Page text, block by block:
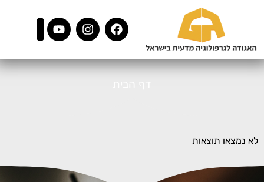
לא נמצאו תוצאות